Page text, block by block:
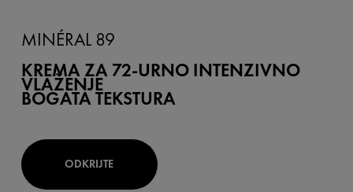
MINÉRAL 89
KREMA ZA 72-URNO INTENZIVNO
VLAŽENJE
BOGATA TEKSTURA
ODKRIJTE